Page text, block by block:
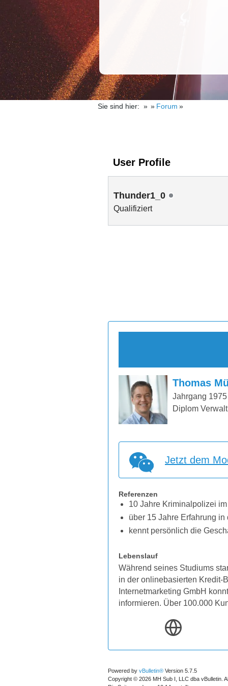
Sie sind hier: Forum
User Profile
Thunder1_0
Qualifiziert
Thomas
Jahrgang 1975
Diplom
Jetzt dem
Referenzen
10 Jahre Kriminalpolizei
über 15 Jahre Erfahrung
kennt persönlich die
Lebenslauf
Während seines Studiums
in der onlinebasierten Kredit-
Internetmarketing GmbH
informieren. Über 100.000
Powered by vBulletin® Version 5.7.5
Copyright © 2026 MH Sub I, LLC dba vBulletin.